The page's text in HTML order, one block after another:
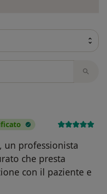
un professionista
che presta
con il paziente e